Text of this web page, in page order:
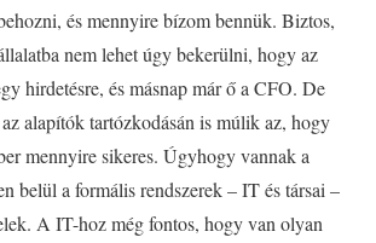
és mennyire bízom bennük. Biztos,
nem lehet úgy bekerülni, hogy az
hirdetésre, és másnap már ő a CFO. De
alapítók tartózkodásán is múlik az, hogy
mennyire sikeres. Úgyhogy vannak a
belül a formális rendszerek – IT és társai –
A IT-hoz még fontos, hogy van olyan